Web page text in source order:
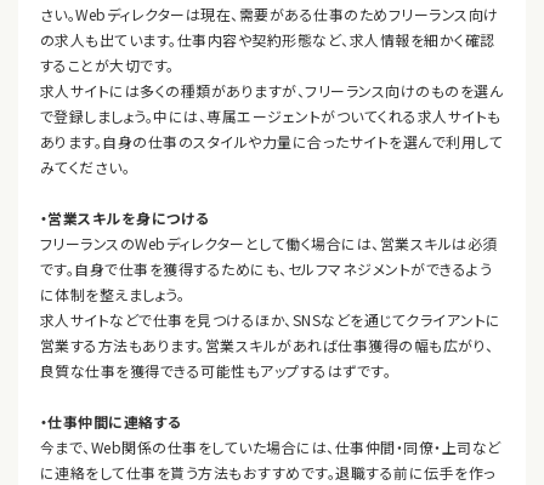
さい。Webディレクターは現在、需要がある仕事のためフリーランス向け
の求人も出ています。仕事内容や契約形態など、求人情報を細かく確認
することが大切です。
求人サイトには多くの種類がありますが、フリーランス向けのものを選ん
で登録しましょう。中には、専属エージェントがついてくれる求人サイトも
あります。自身の仕事のスタイルや力量に合ったサイトを選んで利用して
みてください。
・営業スキルを身につける
フリーランスのWebディレクターとして働く場合には、営業スキルは必須
です。自身で仕事を獲得するためにも、セルフマネジメントができるよう
に体制を整えましょう。
求人サイトなどで仕事を見つけるほか、SNSなどを通じてクライアントに
営業する方法もあります。営業スキルがあれば仕事獲得の幅も広がり、
良質な仕事を獲得できる可能性もアップするはずです。
・仕事仲間に連絡する
今まで、Web関係の仕事をしていた場合には、仕事仲間・同僚・上司など
に連絡をして仕事を貰う方法もおすすめです。退職する前に伝手を作っ